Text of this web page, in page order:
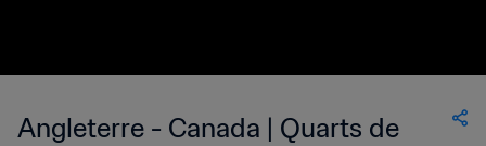
Angleterre - Canada | Quarts de